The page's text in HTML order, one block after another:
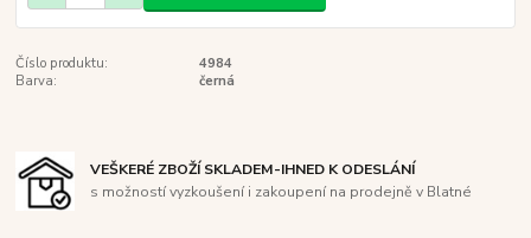
Číslo produktu:
4984
Barva:
černá
VEŠKERÉ ZBOŽÍ SKLADEM-IHNED K ODESLÁNÍ
s možností vyzkoušení i zakoupení na prodejně v Blatné